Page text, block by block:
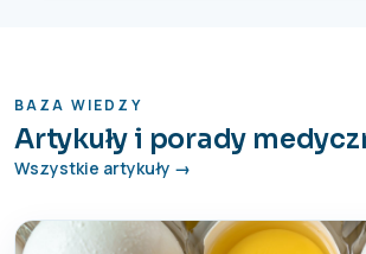
BAZA WIEDZY
Artykuły i porady
Wszystkie artykuły →